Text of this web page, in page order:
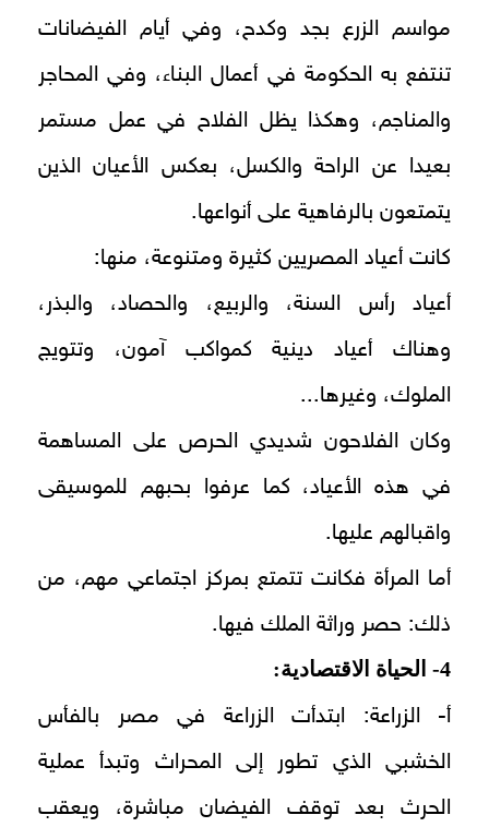
مواسم الزرع بجد وكدح، وفي أيام الفيضانات
تنتفع به الحكومة في أعمال البناء، وفي المحاجر
والمناجم، وهكذا يظل الفلاح في عمل مستمر
بعيدا عن الراحة والكسل، بعكس الأعيان الذين
يتمتعون بالرفاهية على أنواعها.
كانت أعياد المصريين كثيرة ومتنوعة، منها:
أعياد رأس السنة، والربيع، والحصاد، والبذر،
وهناك أعياد دينية كمواكب آمون، وتتويج
الملوك، وغيرها...
وكان الفلاحون شديدي الحرص على المساهمة
في هذه الأعياد، كما عرفوا بحبهم للموسيقى
واقبالهم عليها.
أما المرأة فكانت تتمتع بمركز اجتماعي مهم، من
ذلك: حصر وراثة الملك فيها.
4- الحياة الاقتصادية:
أ- الزراعة: ابتدأت الزراعة في مصر بالفأس
الخشبي الذي تطور إلى المحراث وتبدأ عملية
الحرث بعد توقف الفيضان مباشرة، ويعقب